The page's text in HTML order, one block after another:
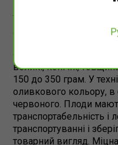
призначений для
теплицях і відкритому
детермінантного типу,
великі, конічні,
150 до 350 грам. У
оливкового кольору, в
червоного. Плоди
транспортабельність
транспортуванні і
товарний вигляд.